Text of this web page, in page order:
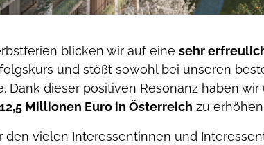
blicken wir auf eine sehr
und stößt sowohl bei unseren
Dank dieser positiven Resonanz haben
12,5 Millionen Euro in Österreich zu
den vielen Interessentinnen und